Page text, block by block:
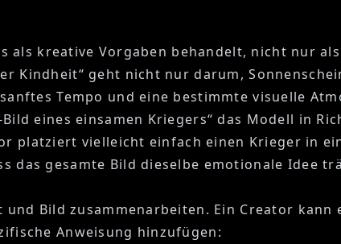
als kreative Vorgaben behandelt, nicht nur
Kindheit“ geht nicht nur darum,
Tempo und eine bestimmte visuelle
eines einsamen Kriegers“ das Modell in
platziert vielleicht einfach einen Krieger in
das gesamte Bild dieselbe emotionale Idee
Bild zusammenarbeiten. Ein Creator
Anweisung hinzufügen: